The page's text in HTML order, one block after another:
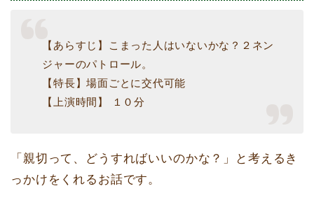
【あらすじ】こまった人はいないかな？２ネン
ジャーのパトロール。
【特長】場面ごとに交代可能
【上演時間】 １０分
「親切って、どうすればいいのかな？」と考えるき
っかけをくれるお話です。